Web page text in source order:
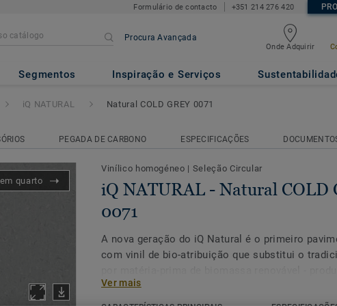
Formulário de contacto +351 214 276 420
Procura Avançada
Onde Adquirir
Segmentos Inspiração e Serviços
COLD GREY 0071
iQ NATURAL Natural COLD GREY 0071
PEGADA DE CARBONO ESPECIFICAÇÕES
quarto
Vinílico homogéneo | Seleção Circular
iQ NATURAL - Natural COLD
0071
A nova geração do iQ Natural é o primeiro
com vinil de bio-atribuição que substitui o
princípios do balanço de massa e certificado por
externos.
Ver mais